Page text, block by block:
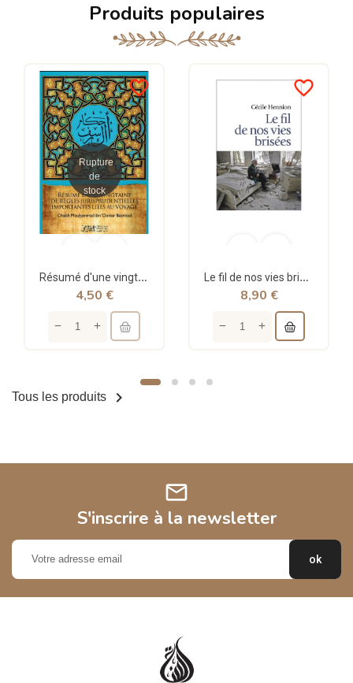
Produits populaires
favorite_border
Rupture
de
stock
Résumé d'une vingtaine de règles jurisprudentielles liées au voyage - Bazmoul - Héritage...
4,50 €
favorite_border
Le fil de nos vies brisées - poche - Cécile Hennion - Points
8,90 €
Tous les produits 
mail
S'inscrire à la newsletter